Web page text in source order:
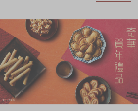
最新推廣
分店網絡
商務銷售
嫁喜須知
奇華網誌
2026
賀年食品
嫁女餅 | 嫁喜
餅
手信禮品